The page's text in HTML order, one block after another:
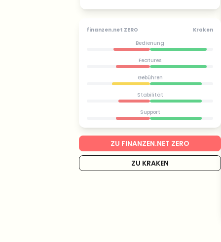
finanzen.net ZERO
Kraken
Bedienung
Features
Gebühren
Stabilität
Support
ZU FINANZEN.NET ZERO
ZU KRAKEN